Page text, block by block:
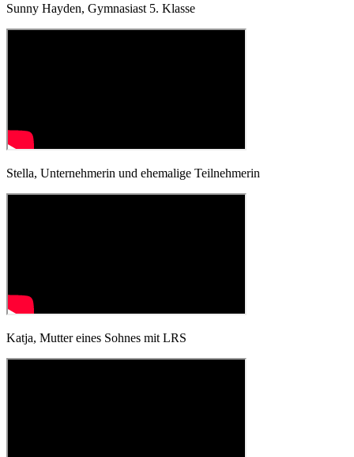
Sunny Hayden, Gymnasiast 5. Klasse
Stella, Unternehmerin und ehemalige Teilnehmerin
Katja, Mutter eines Sohnes mit LRS